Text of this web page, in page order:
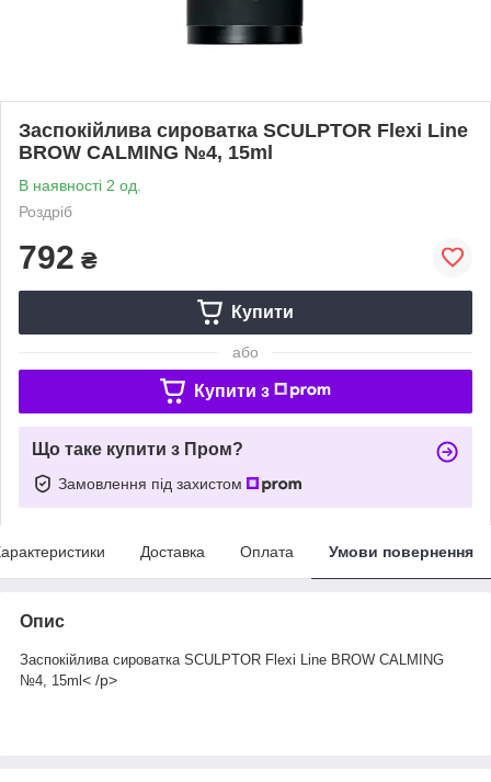
Заспокійлива сироватка SCULPTOR Flexi Line
BROW CALMING №4, 15ml
В наявності 2 од.
Роздріб
792 ₴
Купити
або
Купити з
Що таке купити з Пром?
Замовлення під захистом
Доставка Оплата Умови повернення
Опис
Заспокійлива сироватка SCULPTOR Flexi Line BROW CALMING
№4, 15ml < /p>